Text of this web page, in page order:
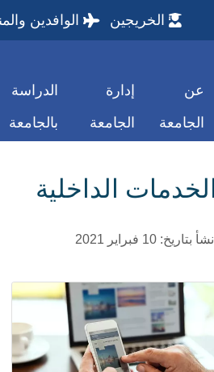
الخريجين الوافدين
عن
الجامعة
إدارة
الجامعة
الدراسة
بالجامعة
الخدمات الداخلية
انشأ بتاريخ: 10 فبراير 2021